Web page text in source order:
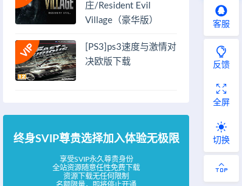
庄/Resident Evil
Village（豪华版）
[PS3]ps3速度与激情对
决欧版下载
终身SVIP尊贵选择加入体验无极限
享受SVIP永久尊贵身份
全站资源随意任性免费下载
资源下载无任何限制
客服
反馈
全屏
切换